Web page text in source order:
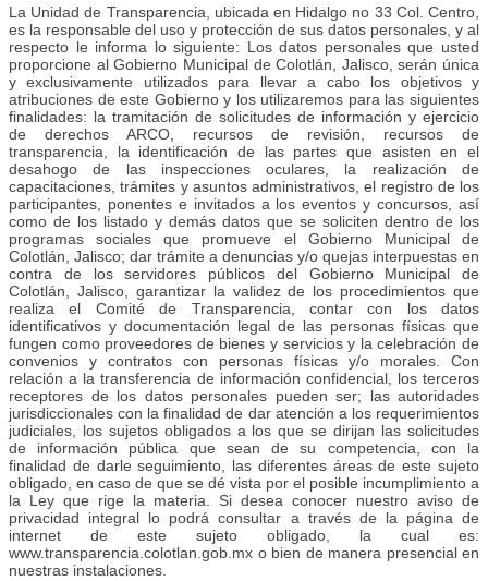
La Unidad de Transparencia, ubicada en Hidalgo no 33 Col. Centro,
es la responsable del uso y protección de sus datos personales, y al
respecto le informa lo siguiente: Los datos personales que usted
proporcione al Gobierno Municipal de Colotlán, Jalisco, serán única
y exclusivamente utilizados para llevar a cabo los objetivos y
atribuciones de este Gobierno y los utilizaremos para las siguientes
finalidades: la tramitación de solicitudes de información y ejercicio
de derechos ARCO, recursos de revisión, recursos de
transparencia, la identificación de las partes que asisten en el
desahogo de las inspecciones oculares, la realización de
capacitaciones, trámites y asuntos administrativos, el registro de los
participantes, ponentes e invitados a los eventos y concursos, así
como de los listado y demás datos que se soliciten dentro de los
programas sociales que promueve el Gobierno Municipal de
Colotlán, Jalisco; dar trámite a denuncias y/o quejas interpuestas en
contra de los servidores públicos del Gobierno Municipal de
Colotlán, Jalisco, garantizar la validez de los procedimientos que
realiza el Comité de Transparencia, contar con los datos
identificativos y documentación legal de las personas físicas que
fungen como proveedores de bienes y servicios y la celebración de
convenios y contratos con personas físicas y/o morales. Con
relación a la transferencia de información confidencial, los terceros
receptores de los datos personales pueden ser; las autoridades
jurisdiccionales con la finalidad de dar atención a los requerimientos
judiciales, los sujetos obligados a los que se dirijan las solicitudes
de información pública que sean de su competencia, con la
finalidad de darle seguimiento, las diferentes áreas de este sujeto
obligado, en caso de que se dé vista por el posible incumplimiento a
la Ley que rige la materia. Si desea conocer nuestro aviso de
privacidad integral lo podrá consultar a través de la página de
internet de este sujeto obligado, la cual es:
www.transparencia.colotlan.gob.mx o bien de manera presencial en
nuestras instalaciones.